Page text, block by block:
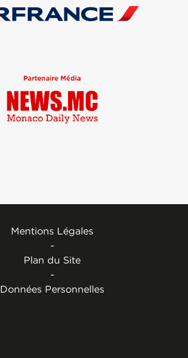
Mentions Légales
-
Plan du Site
-
Données Personnelles